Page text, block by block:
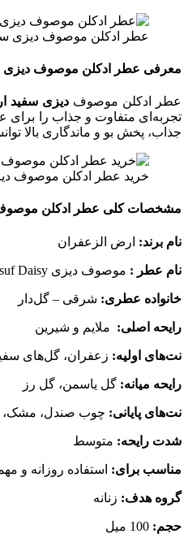
عطر ادکلن موصوف دیزی
معرفی عطر ادکلن موصوف دیزی
عطر ادکلن موصوف دیزی سفید
تجربه‌ای متفاوت و جذاب را
جذاب، پخش بو و ماندگاری بالا
خرید عطر ادکلن موصوف
مشخصات کلی عطر ادکلن
نام برند: ارض الزعفران
نام عطر : موصوف دیزی Mousuf Daisy
خانواده عطری: شرقی – گل‌دار
رایحه اصلی: ملایم و شیرین
نت‌های اولیه: زعفران، گل‌های
رایحه میانه: گل یاسمن، گل رز
نت‌های پایانی: چوب صندل، مشک،
شدت رایحه: متوسط
مناسب برای: استفاده روزانه و
گروه هدف: زنانه
حجم: